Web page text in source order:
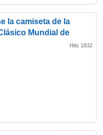
la camiseta de la
Mundial de
Hits 1832